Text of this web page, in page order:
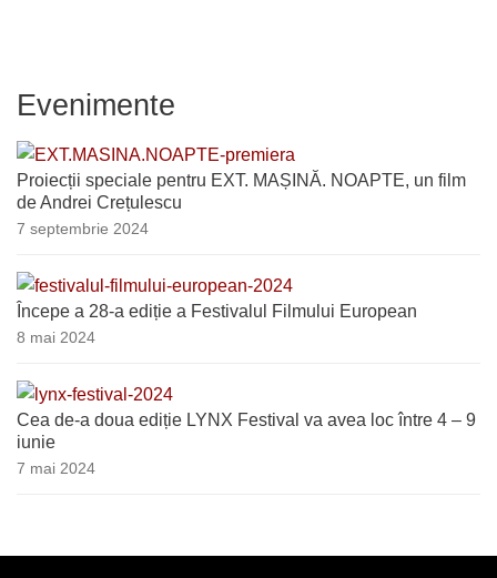
Evenimente
Proiecții speciale pentru EXT. MAȘINĂ. NOAPTE, un film
de Andrei Crețulescu
7 septembrie 2024
Începe a 28-a ediție a Festivalul Filmului European
8 mai 2024
Cea de-a doua ediție LYNX Festival va avea loc între 4 – 9
iunie
7 mai 2024